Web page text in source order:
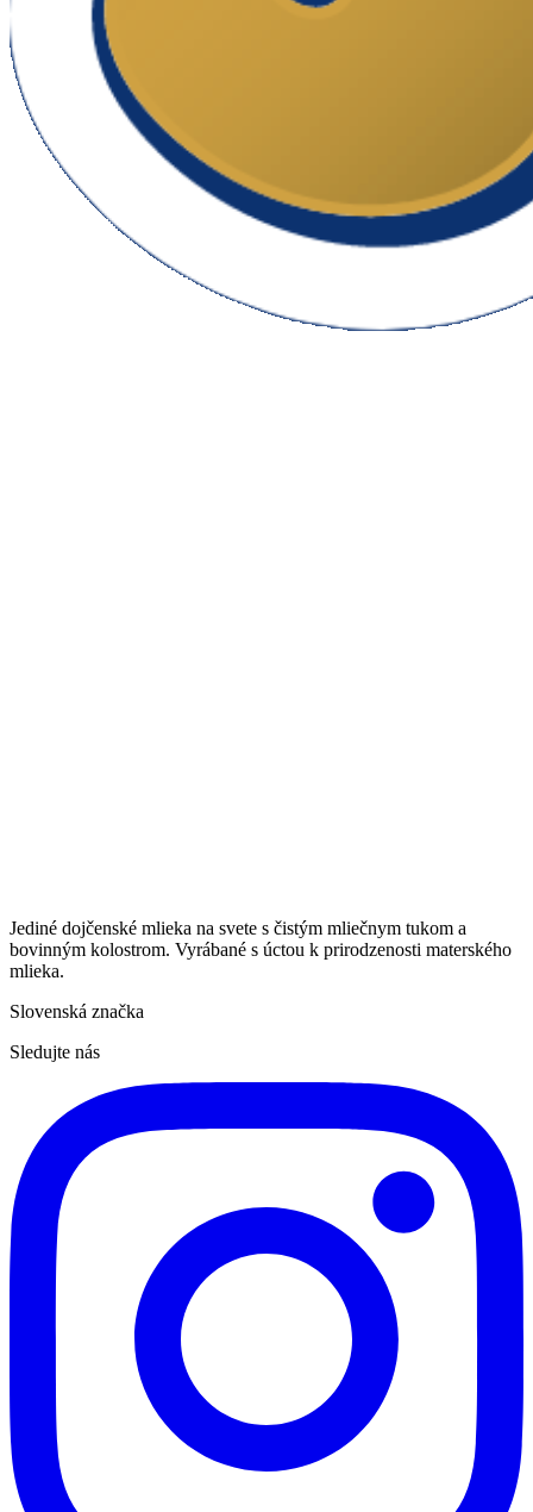
Jediné dojčenské mlieka na svete s čistým mliečnym tukom a
bovinným kolostrom. Vyrábané s úctou k prirodzenosti materského
mlieka.
Slovenská značka
Sledujte nás